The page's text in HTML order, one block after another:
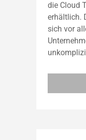
die Cloud
erhältlich.
sich vor